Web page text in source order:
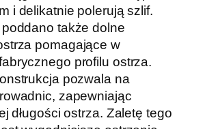
i delikatnie polerują szlif.
także dolne
pomagające w
profilu ostrza.
pozwala na
zapewniając
długości ostrza. Zaletę tego